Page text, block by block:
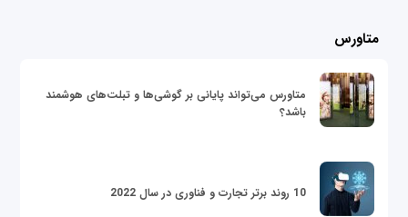
متاورس
متاورس می‌تواند پایانی بر گوشی‌ها و تبلت‌های هوشمند
باشد؟
10 روند برتر تجارت و فناوری در سال 2022